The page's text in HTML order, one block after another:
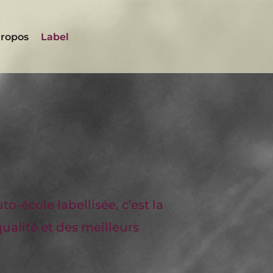
Label
école labellisée, c’est la
et des meilleurs